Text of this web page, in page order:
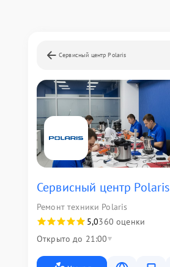
Сервисный центр Polaris
Сервисный центр Polaris
Ремонт техники Polaris
5,0360 оценки
Открыто до 21:00